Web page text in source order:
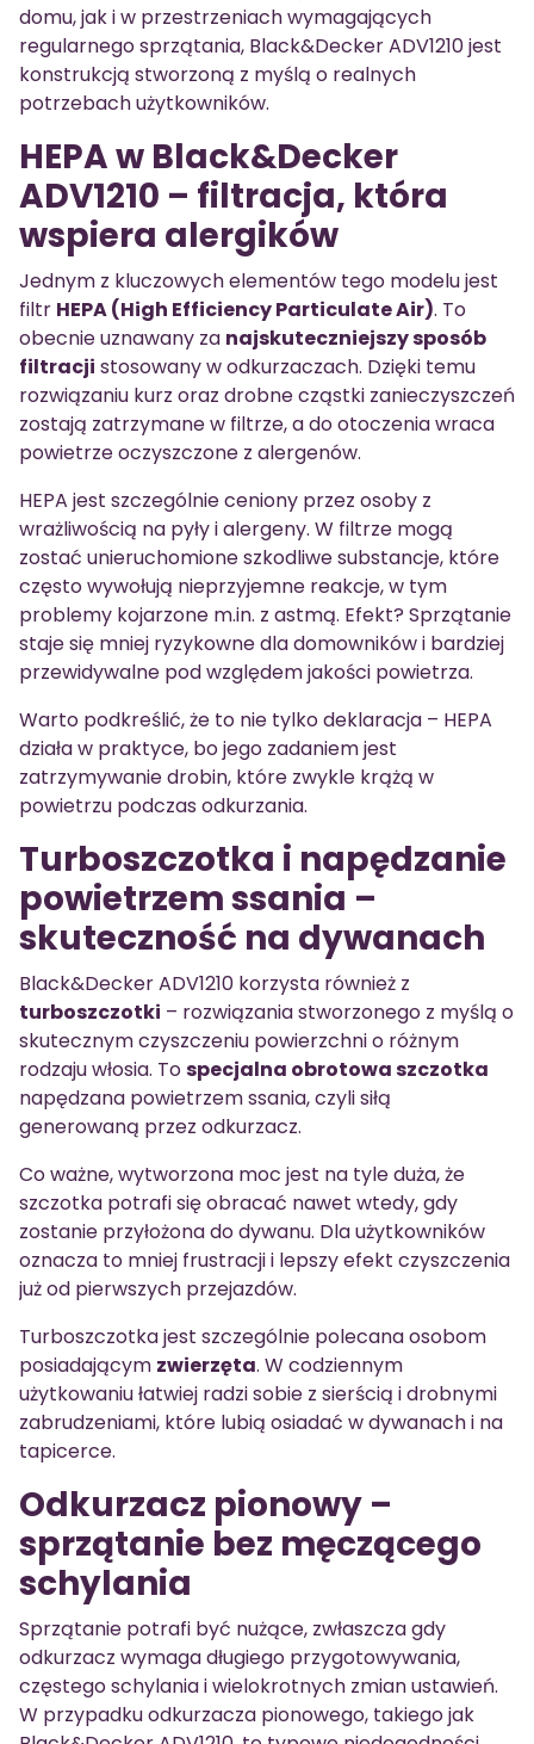
domu, jak i w przestrzeniach wymagających
regularnego sprzątania, Black&Decker ADV1210 jest
konstrukcją stworzoną z myślą o realnych
potrzebach użytkowników.
HEPA w Black&Decker
ADV1210 – filtracja, która
wspiera alergików
Jednym z kluczowych elementów tego modelu jest
filtr HEPA (High Efficiency Particulate Air). To
obecnie uznawany za najskuteczniejszy sposób
filtracji stosowany w odkurzaczach. Dzięki temu
rozwiązaniu kurz oraz drobne cząstki zanieczyszczeń
zostają zatrzymane w filtrze, a do otoczenia wraca
powietrze oczyszczone z alergenów.
HEPA jest szczególnie ceniony przez osoby z
wrażliwością na pyły i alergeny. W filtrze mogą
zostać unieruchomione szkodliwe substancje, które
często wywołują nieprzyjemne reakcje, w tym
problemy kojarzone m.in. z astmą. Efekt? Sprzątanie
staje się mniej ryzykowne dla domowników i bardziej
przewidywalne pod względem jakości powietrza.
Warto podkreślić, że to nie tylko deklaracja – HEPA
działa w praktyce, bo jego zadaniem jest
zatrzymywanie drobin, które zwykle krążą w
powietrzu podczas odkurzania.
Turboszczotka i napędzanie
powietrzem ssania –
skuteczność na dywanach
Black&Decker ADV1210 korzysta również z
turboszczotki – rozwiązania stworzonego z myślą o
skutecznym czyszczeniu powierzchni o różnym
rodzaju włosia. Tospecjalna obrotowa szczotka
napędzana powietrzem ssania, czyli siłą
generowaną przez odkurzacz.
Co ważne, wytworzona moc jest na tyle duża, że
szczotka potrafi się obracać nawet wtedy, gdy
zostanie przyłożona do dywanu. Dla użytkowników
oznacza to mniej frustracji i lepszy efekt czyszczenia
już od pierwszych przejazdów.
Turboszczotka jest szczególnie polecana osobom
posiadającym zwierzęta. W codziennym
użytkowaniu łatwiej radzi sobie z sierścią i drobnymi
zabrudzeniami, które lubią osiadać w dywanach i na
tapicerce.
Odkurzacz pionowy –
sprzątanie bez męczącego
schylania
Sprzątanie potrafi być nużące, zwłaszcza gdy
odkurzacz wymaga długiego przygotowywania,
częstego schylania i wielokrotnych zmian ustawień.
W przypadku odkurzacza pionowego, takiego jak